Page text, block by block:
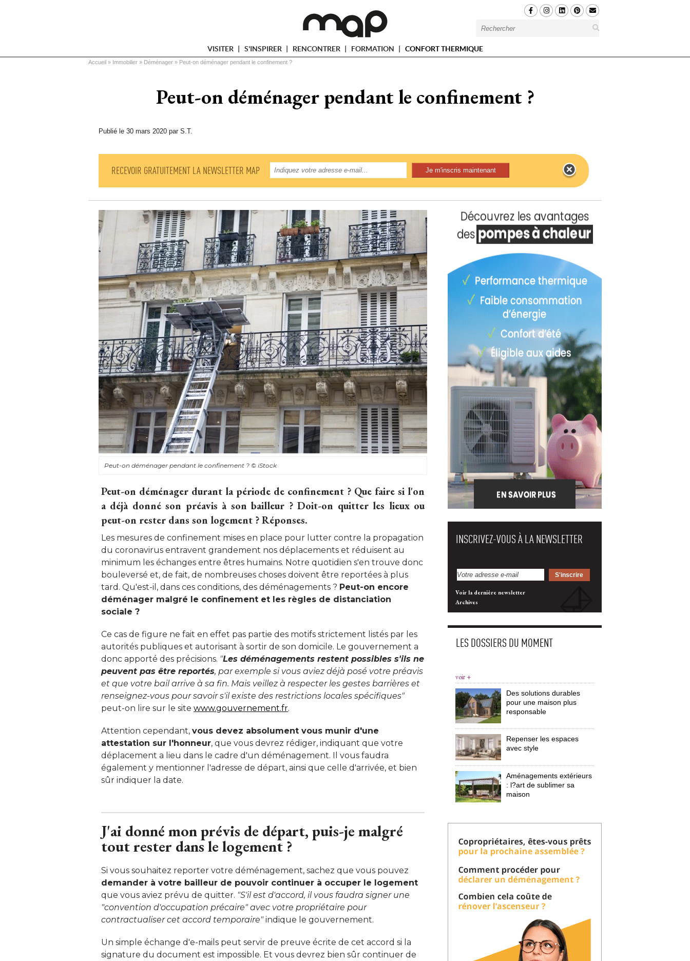
VISITER S'INSPIRER RENCONTRER FORMATION CONFORT THERMIQUE
Vous êtes ici
Accueil » Immobilier » Déménager » Peut-on déménager pendant le confinement ?
Peut-on déménager pendant le confinement ?
Publié le 30 mars 2020 par S.T.
RECEVOIR GRATUITEMENT LA NEWSLETTER MAP
Peut-on déménager pendant le confinement ? © iStock
Peut-on déménager durant la période de confinement ? Que faire si l'on
a déjà donné son préavis à son bailleur ? Doit-on quitter les lieux ou
peut-on rester dans son logement ? Réponses.
Les mesures de confinement mises en place pour lutter contre la propagation
du coronavirus entravent grandement nos déplacements et réduisent au
minimum les échanges entre êtres humains. Notre quotidien s'en trouve donc
bouleversé et, de fait, de nombreuses choses doivent être reportées à plus
tard. Qu'est-il, dans ces conditions, des déménagements ? Peut-on encore
déménager malgré le confinement et les règles de distanciation
sociale ?
Ce cas de figure ne fait en effet pas partie des motifs strictement listés par les
autorités publiques et autorisant à sortir de son domicile. Le gouvernement a
donc apporté des précisions. "Les déménagements restent possibles s'ils ne
peuvent pas être reportés, par exemple si vous aviez déjà posé votre préavis
et que votre bail arrive à sa fin. Mais veillez à respecter les gestes barrières et
renseignez-vous pour savoir s'il existe des restrictions locales spécifiques"
peut-on lire sur le site www.gouvernement.fr.
Attention cependant, vous devez absolument vous munir d'une
attestation sur l'honneur, que vous devrez rédiger, indiquant que votre
déplacement a lieu dans le cadre d'un déménagement. Il vous faudra
également y mentionner l'adresse de départ, ainsi que celle d'arrivée, et bien
sûr indiquer la date.
J'ai donné mon prévis de départ, puis-je malgré
tout rester dans le logement ?
Si vous souhaitez reporter votre déménagement, sachez que vous pouvez
demander à votre bailleur de pouvoir continuer à occuper le logement
que vous aviez prévu de quitter. "S'il est d'accord, il vous faudra signer une
"convention d'occupation précaire" avec votre propriétaire pour
contractualiser cet accord temporaire" indique le gouvernement.
Un simple échange d'e-mails peut servir de preuve écrite de cet accord si la
signature du document est impossible. Et vous devrez bien sûr continuer de
INSCRIVEZ-VOUS À LA NEWSLETTER
Voir la dernière newsletter
Archives
LES DOSSIERS DU MOMENT
voir +
Des solutions durables
pour une maison plus
responsable
Repenser les espaces
avec style
Aménagements extérieurs
: l?art de sublimer sa
maison